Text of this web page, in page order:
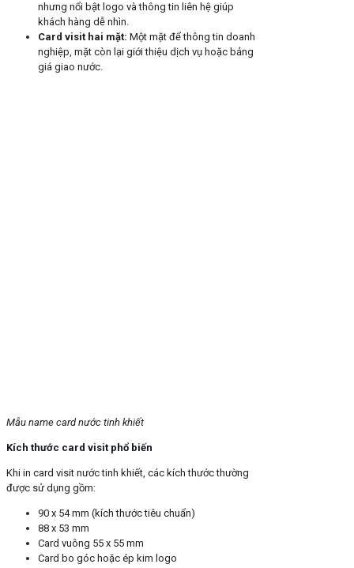
nhưng nổi bật logo và thông tin liên hệ giúp
khách hàng dễ nhìn.
Card visit hai mặt: Một mặt để thông tin doanh
nghiệp, mặt còn lại giới thiệu dịch vụ hoặc bảng
giá giao nước.
Mẫu name card nước tinh khiết
Kích thước card visit phổ biến
Khi in card visit nước tinh khiết, các kích thước thường
được sử dụng gồm:
90 x 54 mm (kích thước tiêu chuẩn)
88 x 53 mm
Card vuông 55 x 55 mm
Card bo góc hoặc ép kim logo